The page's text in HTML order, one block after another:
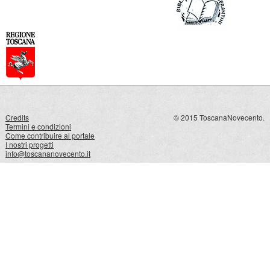
Credits
Termini e condizioni
Come contribuire al portale
I nostri progetti
info@toscananovecento.it
© 2015 ToscanaNovecento.